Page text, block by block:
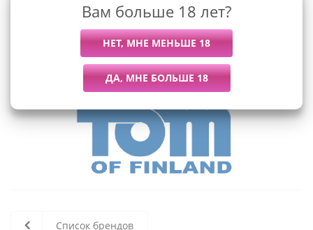
К сожалению, раздел пуст
В данный момент нет активных
товаров
Список брендов
Вам больше 18 лет?